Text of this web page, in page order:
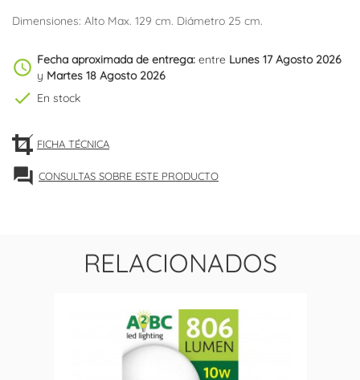
Dimensiones: Alto Max. 129 cm. Diámetro 25 cm.
schedule Fecha aproximada de entrega: entre Lunes 17 Agosto 2026
y Martes 18 Agosto 2026
check En stock
FICHA TÉCNICA
forum CONSULTAS SOBRE ESTE PRODUCTO
RELACIONADOS